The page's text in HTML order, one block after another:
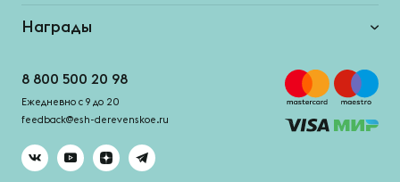
Награды
8 800 500 20 98
Ежедневно с 9 до 20
feedback@esh-derevenskoe.ru